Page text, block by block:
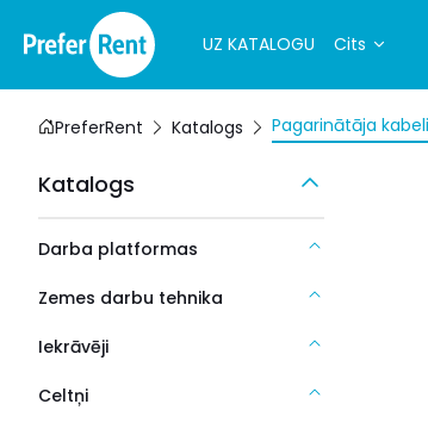
UZ KATALOGU Cits
PreferRent Katalogs Pagarinātāja
Katalogs
Darba platformas
Zemes darbu tehnika
Iekrāvēji
Celtņi